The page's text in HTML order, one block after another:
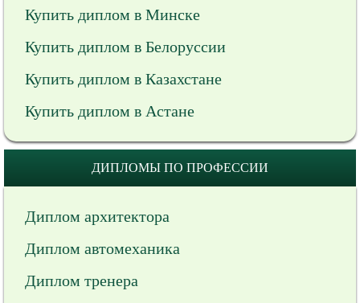
Купить диплом в Минске
Купить диплом в Белоруссии
Купить диплом в Казахстане
Купить диплом в Астане
ДИПЛОМЫ ПО ПРОФЕССИИ
Диплом архитектора
Диплом автомеханика
Диплом тренера